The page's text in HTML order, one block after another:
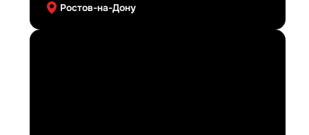
Ростов-на-Дону